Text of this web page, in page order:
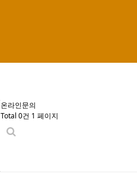
온라인문의
Total 0건 1 페이지